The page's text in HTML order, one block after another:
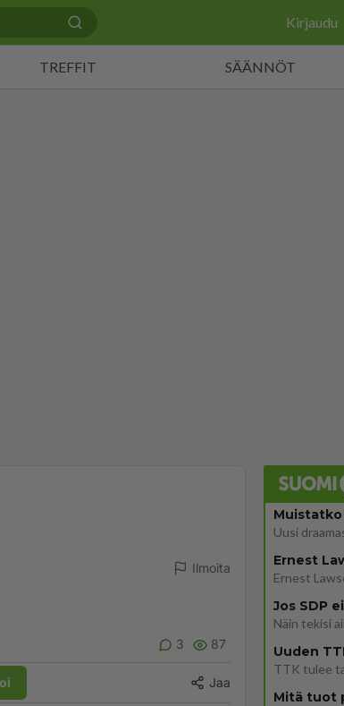
Kirjaudu
TREFFIT SÄÄNNÖT
Ilmoita
3 87
Jaa